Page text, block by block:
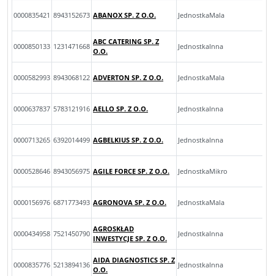
0000835421 8943152673 ABANOX SP. Z O.O. JednostkaMala
0000850133 1231471668
ABC CATERING SP. Z
O.O.
JednostkaInna
0000582993 8943068122 ADVERTON SP. Z O.O. JednostkaMala
0000637837 5783121916 AELLO SP. Z O.O. JednostkaInna
0000713265 6392014499 AGBELKIUS SP. Z O.O. JednostkaInna
0000528646 8943056975 AGILE FORCE SP. Z O.O. JednostkaMikro
0000156976 6871773493 AGRONOVA SP. Z O.O. JednostkaMala
0000434958 7521450790
AGROSKŁAD
INWESTYCJE SP. Z O.O.
JednostkaInna
0000835776 5213894136
AIDA DIAGNOSTICS SP. Z
O.O.
JednostkaInna